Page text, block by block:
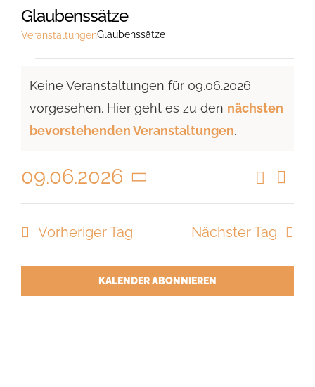
Glaubenssätze
VeranstaltungenGlaubenssätze
für
09.06.2026
Hinweis
Keine Veranstaltungen für 09.06.2026
vorgesehen. Hier geht es zu den nächsten
bevorstehenden Veranstaltungen.
und
Suche
Tag
09.06.2026
Datum
wählen.
Vorheriger Tag Nächster Tag
KALENDER ABONNIEREN